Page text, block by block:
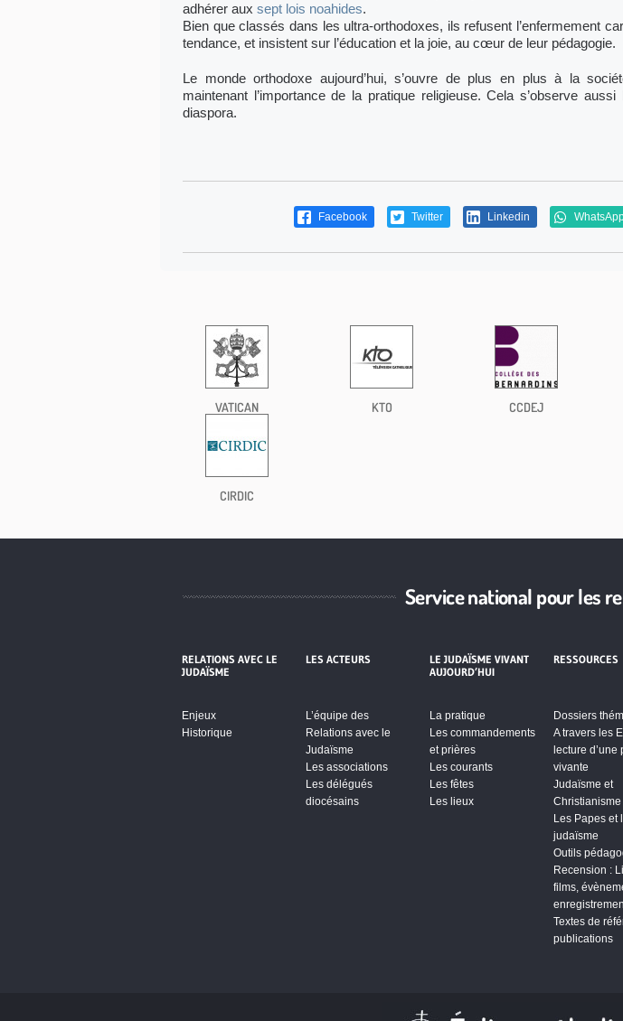
adhérer aux sept lois noahides.
Bien que classés dans les ultra-orthodoxes, ils refusent l’enfermement
tendance, et insistent sur l’éducation et la joie, au cœur de leur pédagogie.
Le monde orthodoxe aujourd’hui, s’ouvre de plus en plus à la
maintenant l’importance de la pratique religieuse. Cela s’observe aussi
diaspora.
Facebook Twitter Linkedin
VATICAN KTO CCDEJ
CIRDIC
Service national pour les
RELATIONS AVEC LE
JUDAÏSME
Enjeux
Historique
LES ACTEURS
L’équipe des
Relations avec le
Judaïsme
Les associations
Les délégués
diocésains
LE JUDAÏSME VIVANT
AUJOURD’HUI
La pratique
Les commandements
et prières
Les courants
Les fêtes
Les lieux
RESSOURCES
Dossiers
A travers les
lecture d’une
vivante
Judaïsme et
Christianisme
Les Papes et
judaïsme
Outils
Recension :
films,
Textes de
publications